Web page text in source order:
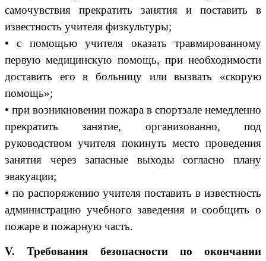
самочувствия прекратить занятия и поставить в
известность учителя физкультуры;
• с помощью учителя оказать травмированному
первую медицинскую помощь, при необходимости
доставить его в больницу или вызвать «скорую
помощь»;
• при возникновении пожара в спортзале немедленно
прекратить занятие, организованно, под
руководством учителя покинуть место проведения
занятия через запасные выходы согласно плану
эвакуации;
• по распоряжению учителя поставить в известность
администрацию учебного заведения и сообщить о
пожаре в пожарную часть.
V. Требования безопасности по окончании